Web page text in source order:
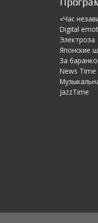
«Час
Digital
Электроза
Японскиe
За
News Time
JazzTime